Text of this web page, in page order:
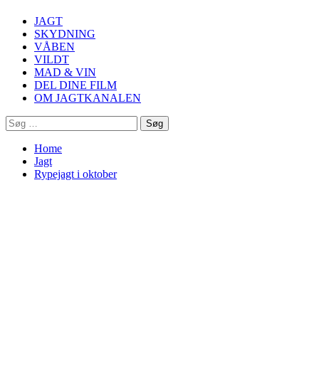
JAGT
SKYDNING
VÅBEN
VILDT
MAD & VIN
DEL DINE FILM
OM JAGTKANALEN
Søg
efter:
Home
Jagt
Rypejagt i oktober